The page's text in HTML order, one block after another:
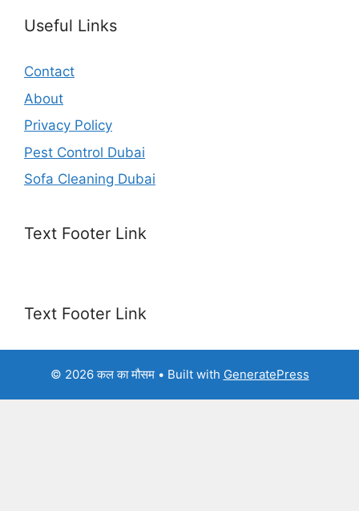
Useful Links
Contact
About
Privacy Policy
Pest Control Dubai
Sofa Cleaning Dubai
Text Footer Link
Text Footer Link
© 2026 कल का मौसम• Built with GeneratePress